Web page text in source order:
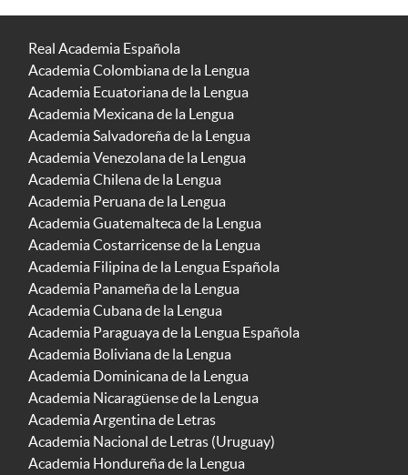
Real Academia Española
Academia Colombiana de la Lengua
Academia Ecuatoriana de la Lengua
Academia Mexicana de la Lengua
Academia Salvadoreña de la Lengua
Academia Venezolana de la Lengua
Academia Chilena de la Lengua
Academia Peruana de la Lengua
Academia Guatemalteca de la Lengua
Academia Costarricense de la Lengua
Academia Filipina de la Lengua Española
Academia Panameña de la Lengua
Academia Cubana de la Lengua
Academia Paraguaya de la Lengua Española
Academia Boliviana de la Lengua
Academia Dominicana de la Lengua
Academia Nicaragüense de la Lengua
Academia Argentina de Letras
Academia Nacional de Letras (Uruguay)
Academia Hondureña de la Lengua